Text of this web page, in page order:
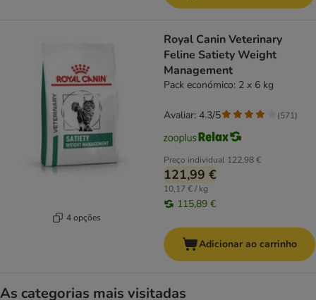
4 opções
Royal Canin Veterinary
Feline Satiety Weight
Management
Pack económico: 2 x 6 kg
Preço individual 122,98 €
121,99 €
10,17 € / kg
115,89 €
Avaliar: 4.3/5 (571)
Adicionar ao carrinho
As categorias mais visitadas